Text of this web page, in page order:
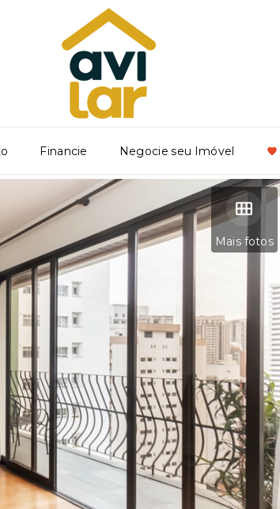
Financie Negocie seu Imóvel
Mais fotos